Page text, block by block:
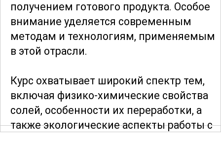
получением готового продукта. Особое
внимание уделяется современным
методам и технологиям, применяемым
в этой отрасли.
Курс охватывает широкий спектр тем,
включая физико-химические свойства
солей, особенности их переработки, а
также экологические аспекты работы с